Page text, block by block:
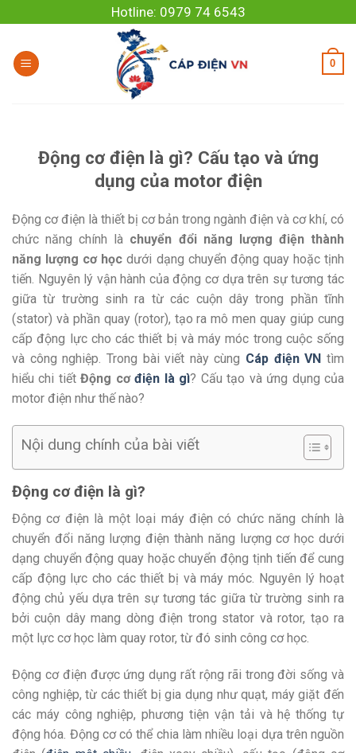
to
content
Hotline: 0979 74 6543
0
Động cơ điện là gì? Cấu tạo và ứng
dụng của motor điện
Động cơ điện là thiết bị cơ bản trong ngành điện và cơ khí, có
chức năng chính là chuyển đổi năng lượng điện thành
năng lượng cơ học dưới dạng chuyển động quay hoặc tịnh
tiến. Nguyên lý vận hành của động cơ dựa trên sự tương tác
giữa từ trường sinh ra từ các cuộn dây trong phần tĩnh
(stator) và phần quay (rotor), tạo ra mô men quay giúp cung
cấp động lực cho các thiết bị và máy móc trong cuộc sống
và công nghiệp. Trong bài viết này cùng Cáp điện VN tìm
hiểu chi tiếtĐộng cơđiện là gì? Cấu tạo và ứng dụng của
motor điện như thế nào?
Nội dung chính của bài viết
Động cơ điện là gì?
Động cơ điện là một loại máy điện có chức năng chính là
chuyển đổi năng lượng điện thành năng lượng cơ học dưới
dạng chuyển động quay hoặc chuyển động tịnh tiến để cung
cấp động lực cho các thiết bị và máy móc. Nguyên lý hoạt
động chủ yếu dựa trên sự tương tác giữa từ trường sinh ra
bởi cuộn dây mang dòng điện trong stator và rotor, tạo ra
một lực cơ học làm quay rotor, từ đó sinh công cơ học.
Động cơ điện được ứng dụng rất rộng rãi trong đời sống và
công nghiệp, từ các thiết bị gia dụng như quạt, máy giặt đến
các máy công nghiệp, phương tiện vận tải và hệ thống tự
động hóa. Động cơ có thể chia làm nhiều loại dựa trên nguồn